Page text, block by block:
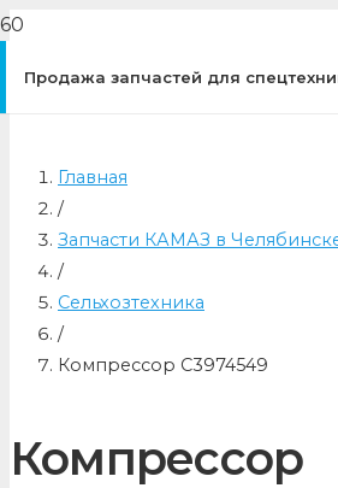
Продажа запчастей для
Главная
/
Запчасти КАМАЗ в
/
Сельхозтехника
/
Компрессор C3974549
Компрессор